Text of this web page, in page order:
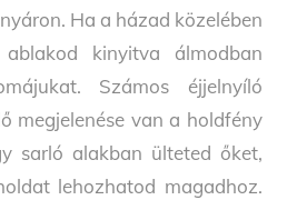
Ha a házad közelében
kinyitva álmodban
Számos éjjelnyíló
megjelenése van a holdfény
sarló alakban ülteted őket,
lehozhatod magadhoz.